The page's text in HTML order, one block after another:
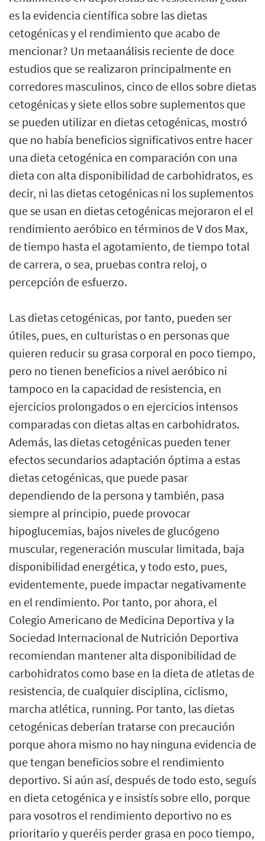
es la evidencia científica sobre las dietas
cetogénicas y el rendimiento que acabo de
mencionar? Un metaanálisis reciente de doce
estudios que se realizaron principalmente en
corredores masculinos, cinco de ellos sobre dietas
cetogénicas y siete ellos sobre suplementos que
se pueden utilizar en dietas cetogénicas, mostró
que no había beneficios significativos entre hacer
una dieta cetogénica en comparación con una
dieta con alta disponibilidad de carbohidratos, es
decir, ni las dietas cetogénicas ni los suplementos
que se usan en dietas cetogénicas mejoraron el el
rendimiento aeróbico en términos de V dos Max,
de tiempo hasta el agotamiento, de tiempo total
de carrera, o sea, pruebas contra reloj, o
percepción de esfuerzo.
Las dietas cetogénicas, por tanto, pueden ser
útiles, pues, en culturistas o en personas que
quieren reducir su grasa corporal en poco tiempo,
pero no tienen beneficios a nivel aeróbico ni
tampoco en la capacidad de resistencia, en
ejercicios prolongados o en ejercicios intensos
comparadas con dietas altas en carbohidratos.
Además, las dietas cetogénicas pueden tener
efectos secundarios adaptación óptima a estas
dietas cetogénicas, que puede pasar
dependiendo de la persona y también, pasa
siempre al principio, puede provocar
hipoglucemias, bajos niveles de glucógeno
muscular, regeneración muscular limitada, baja
disponibilidad energética, y todo esto, pues,
evidentemente, puede impactar negativamente
en el rendimiento. Por tanto, por ahora, el
Colegio Americano de Medicina Deportiva y la
Sociedad Internacional de Nutrición Deportiva
recomiendan mantener alta disponibilidad de
carbohidratos como base en la dieta de atletas de
resistencia, de cualquier disciplina, ciclismo,
marcha atlética, running. Por tanto, las dietas
cetogénicas deberían tratarse con precaución
porque ahora mismo no hay ninguna evidencia de
que tengan beneficios sobre el rendimiento
deportivo. Si aún así, después de todo esto, seguís
en dieta cetogénica y e insistís sobre ello, porque
para vosotros el rendimiento deportivo no es
prioritario y queréis perder grasa en poco tiempo,